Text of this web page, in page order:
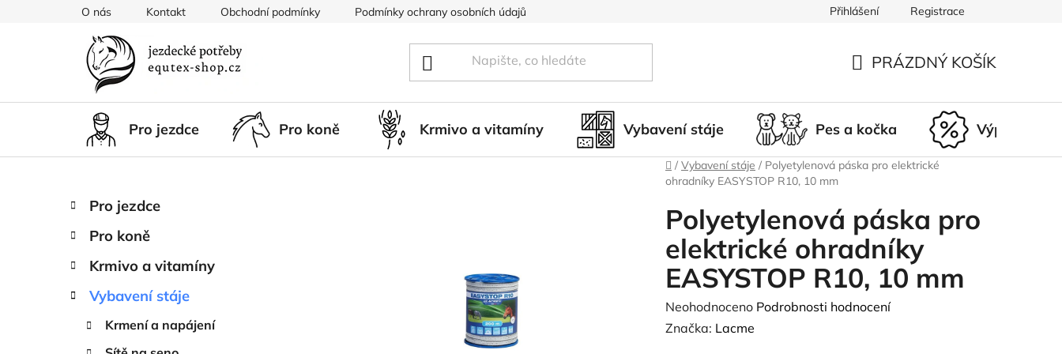
O nás Kontakt Obchodní podmínky Podmínky ochrany osobních údajů Doprava a platba Nepřevzetí zásilky
Přihlášení Registrace
KOŠÍK
PRÁZDNÝ KOŠÍK
Pro jezdce Pro koně Krmivo a vitamíny Vybavení stáje Pes a kočka Výprodej
Domů
/ Vybavení stáje / Polyetylenová páska pro elektrické
ohradníky EASYSTOP R10, 10 mm
P
s
t
a
Přeskočit
kategorie
K
a
g
Pro jezdce
Pro koně
Krmivo a vitamíny
Vybavení stáje
Krmení a napájení
Polyetylenová páska pro
elektrické ohradníky
EASYSTOP R10, 10 mm
Průměrné
hodnocení
Neohodnoceno Podrobnosti hodnocení
Značka: Lacme